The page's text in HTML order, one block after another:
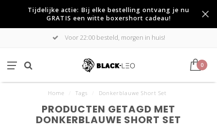
Tijdelijke actie: Bij elke bestelling ontvang je nu
GRATIS een witte boxershort cadeau!
Voor 22:00 besteld, morgen in huis!
0
Home Tags Donkerblauwe Short Set
PRODUCTEN GETAGD MET
DONKERBLAUWE SHORT SET